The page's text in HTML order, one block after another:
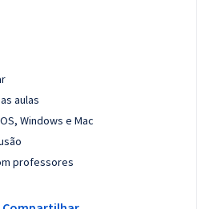
aulas
Windows e Mac
professores